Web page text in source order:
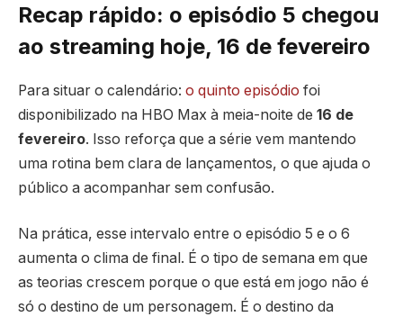
Recap rápido: o episódio 5 chegou
ao streaming hoje, 16 de fevereiro
Para situar o calendário: o quinto episódio foi
disponibilizado na HBO Max à meia-noite de 16 de
fevereiro. Isso reforça que a série vem mantendo
uma rotina bem clara de lançamentos, o que ajuda o
público a acompanhar sem confusão.
Na prática, esse intervalo entre o episódio 5 e o 6
aumenta o clima de final. É o tipo de semana em que
as teorias crescem porque o que está em jogo não é
só o destino de um personagem. É o destino da